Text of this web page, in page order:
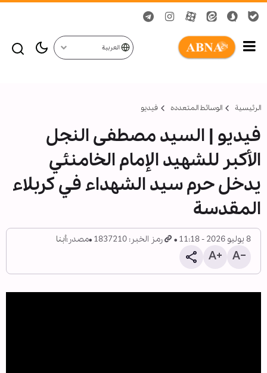
العربية
الرئيسية الوسائط المتعدده فیدیو
فيديو | السيد مصطفى النجل
الأكبر للشهيد الإمام الخامنئي
يدخل حرم سيد الشهداء في كربلاء
المقدسة
8 يوليو 2026 - 11:18 رمز الخبر: 1837210 مصدر:أبنا